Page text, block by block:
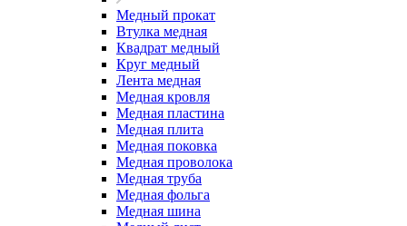
Медный прокат
Втулка медная
Квадрат медный
Круг медный
Лента медная
Медная кровля
Медная пластина
Медная плита
Медная поковка
Медная проволока
Медная труба
Медная фольга
Медная шина